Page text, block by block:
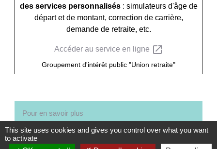
des services personnalisés: simulateurs d'âge de
départ et de montant, correction de carrière,
demande de retraite, etc.
Accéder au service en ligne open_in_new
Groupement d'intérêt public "Union retraite"
Pour en savoir plus
Le système de retraite en France
This site uses cookies and gives you control over what you want
to activate